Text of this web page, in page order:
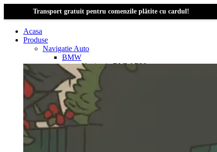
Transport gratuit pentru comenzile plătite cu cardul!
Acasa
Produse
Navigatie Auto
BMW
Navigație BMW E39
Navigatie Bmw E46
Navigatie Bmw E87
Navigatie Bmw E90
Navigatie Bmw E91
Navigatie Bmw F10
Navigatie Bmw F30
Navigatie Bmw Seria 1 E87